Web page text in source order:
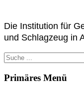
Die Institution für
und Schlagzeug in
Suchen
nach:
Primäres Menü